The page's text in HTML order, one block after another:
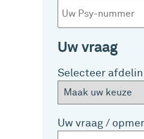
Uw vraag
Selecteer
Uw vraag /